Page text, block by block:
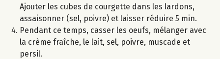
Ajouter les cubes de courgette dans les lardons,
assaisonner (sel, poivre) et laisser réduire 5 min.
Pendant ce temps, casser les oeufs, mélanger avec
la crème fraîche, le lait, sel, poivre, muscade et
persil.